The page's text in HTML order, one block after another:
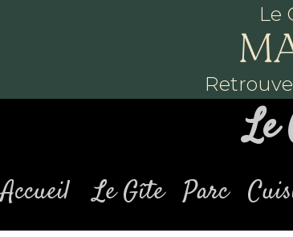
Le
Le
Accueil Le Gîte Parc